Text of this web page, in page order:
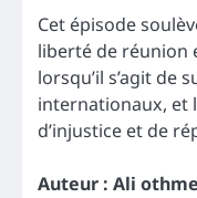
Cet épisode
liberté de réunion
lorsqu’il s’agit de
internationaux, et
d’injustice et de
Auteur : Ali